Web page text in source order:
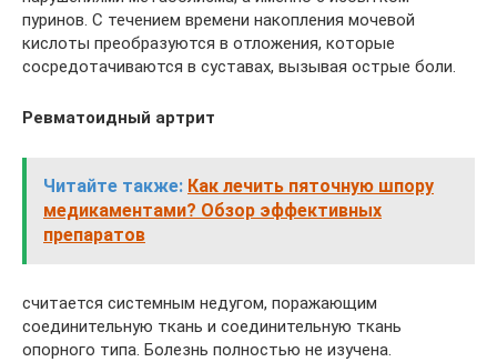
пуринов. С течением времени накопления мочевой
кислоты преобразуются в отложения, которые
сосредотачиваются в суставах, вызывая острые боли.
Ревматоидный артрит
Читайте также: Как лечить пяточную шпору
медикаментами? Обзор эффективных
препаратов
считается системным недугом, поражающим
соединительную ткань и соединительную ткань
опорного типа. Болезнь полностью не изучена.